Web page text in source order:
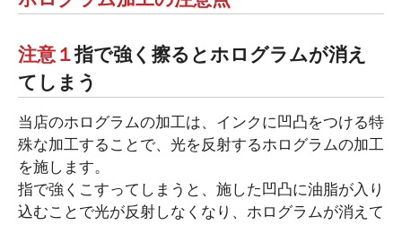
注意１指で強く擦るとホログラムが消え
てしまう
当店のホログラムの加工は、インクに凹凸をつける特
殊な加工することで、光を反射するホログラムの加工
を施します。
指で強くこすってしまうと、施した凹凸に油脂が入り
込むことで光が反射しなくなり、ホログラムが消えて